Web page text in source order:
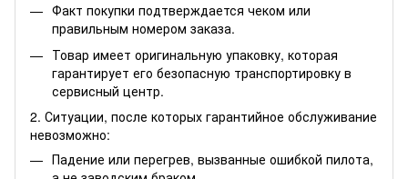
Факт покупки подтверждается чеком или
правильным номером заказа.
Товар имеет оригинальную упаковку, которая
гарантирует его безопасную транспортировку в
сервисный центр.
2. Ситуации, после которых гарантийное обслуживание
невозможно:
Падение или перегрев, вызванные ошибкой пилота,